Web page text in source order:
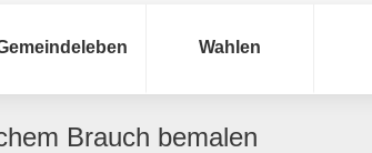
Wahlen
Brauch bemalen